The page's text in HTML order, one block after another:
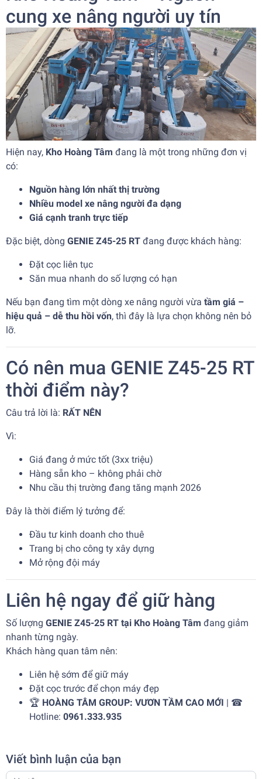
cung xe nâng người uy tín
Hiện nay, Kho Hoàng Tâm đang là một trong những đơn vị
có:
Nguồn hàng lớn nhất thị trường
Nhiều model xe nâng người đa dạng
Giá cạnh tranh trực tiếp
Đặc biệt, dòng GENIE Z45-25 RT đang được khách hàng:
Đặt cọc liên tục
Săn mua nhanh do số lượng có hạn
Nếu bạn đang tìm một dòng xe nâng người vừa tầm giá –
hiệu quả – dễ thu hồi vốn, thì đây là lựa chọn không nên bỏ
lỡ.
Có nên mua GENIE Z45-25 RT
thời điểm này?
Câu trả lời là: RẤT NÊN
Vì:
Giá đang ở mức tốt (3xx triệu)
Hàng sẵn kho – không phải chờ
Nhu cầu thị trường đang tăng mạnh 2026
Đây là thời điểm lý tưởng để:
Đầu tư kinh doanh cho thuê
Trang bị cho công ty xây dựng
Mở rộng đội máy
Liên hệ ngay để giữ hàng
Số lượng GENIE Z45-25 RT tại Kho Hoàng Tâm đang giảm
nhanh từng ngày.
Khách hàng quan tâm nên:
Liên hệ sớm để giữ máy
Đặt cọc trước để chọn máy đẹp
🏆 HOÀNG TÂM GROUP: VƯƠN TẦM CAO MỚI | ☎
Hotline: 0961.333.935
Viết bình luận của bạn